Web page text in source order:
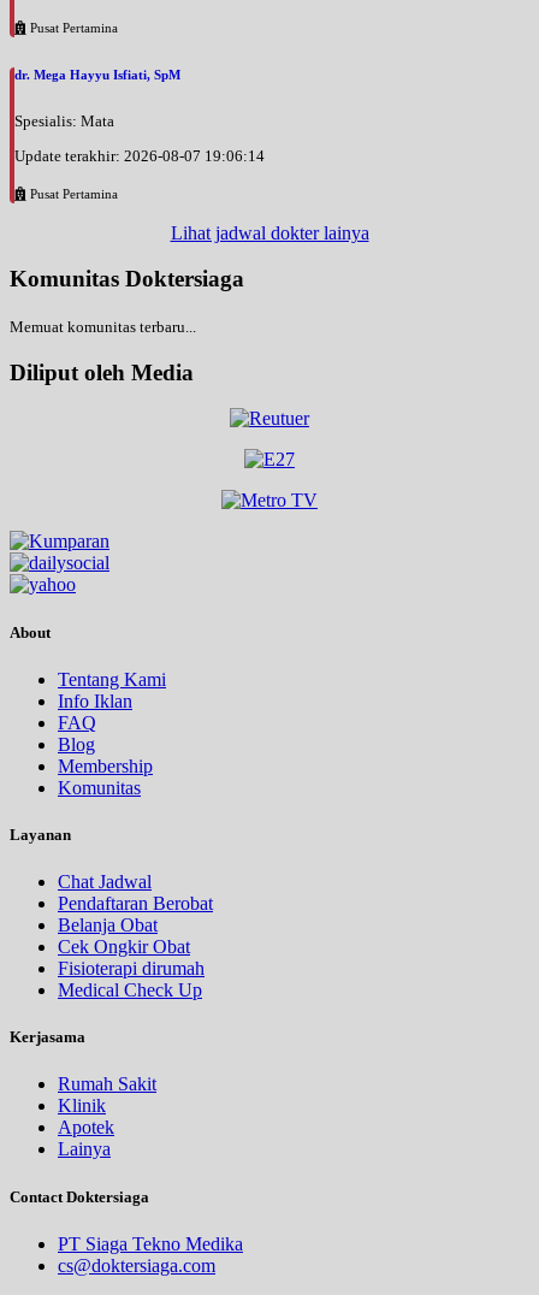
Pusat Pertamina
dr. Mega Hayyu Isfiati, SpM
Spesialis: Mata
Update terakhir: 2026-08-07 19:06:14
Pusat Pertamina
Lihat jadwal dokter lainya
Komunitas Doktersiaga
Memuat komunitas terbaru...
Diliput oleh Media
About
Tentang Kami
Info Iklan
FAQ
Blog
Membership
Komunitas
Layanan
Chat Jadwal
Pendaftaran Berobat
Belanja Obat
Cek Ongkir Obat
Fisioterapi dirumah
Medical Check Up
Kerjasama
Rumah Sakit
Klinik
Apotek
Lainya
Contact Doktersiaga
PT Siaga Tekno Medika
cs@doktersiaga.com